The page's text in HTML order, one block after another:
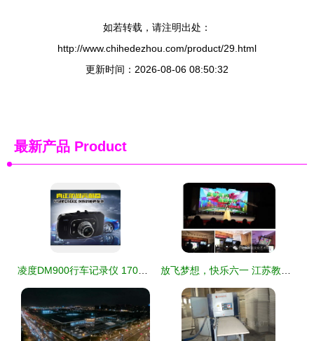
如若转载，请注明出处：
http://www.chihedezhou.com/product/29.html
更新时间：2026-08-06 08:50:32
最新产品 Product